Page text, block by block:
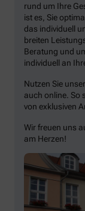
rund um Ihre
ist es, Sie
das individuell
breiten
Beratung und
individuell an
Nutzen Sie
auch online. So
von exklusiven
Wir freuen uns
am Herzen!